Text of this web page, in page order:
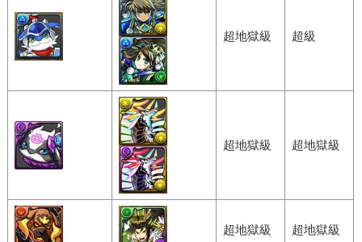
超地獄級 超級
超地獄級 超地獄級
超地獄級 超地獄級